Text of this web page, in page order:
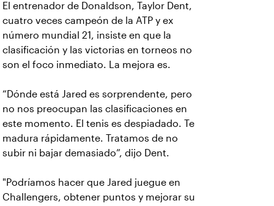
El entrenador de Donaldson, Taylor Dent,
cuatro veces campeón de la ATP y ex
número mundial 21, insiste en que la
clasificación y las victorias en torneos no
son el foco inmediato. La mejora es.
“Dónde está Jared es sorprendente, pero
no nos preocupan las clasificaciones en
este momento. El tenis es despiadado. Te
madura rápidamente. Tratamos de no
subir ni bajar demasiado”, dijo Dent.
"Podríamos hacer que Jared juegue en
Challengers, obtener puntos y mejorar su